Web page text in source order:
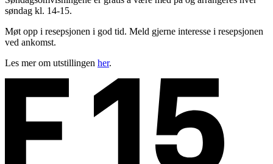
søndag kl. 14-15.
Møt opp i resepsjonen i god tid. Meld gjerne interesse i resepsjonen
ved ankomst.
Les mer om utstillingen her.